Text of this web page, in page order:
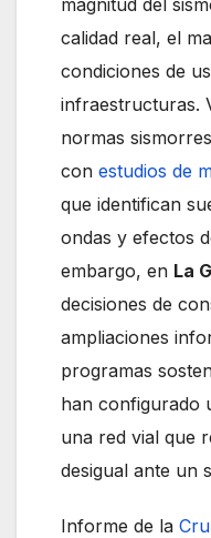
calidad real, el
condiciones de
infraestructuras.
normas
con estudios de
que identifican
ondas y efectos
embargo, en La
decisiones de
ampliaciones
programas
han configurado
una red vial que
desigual ante un
Informe de la